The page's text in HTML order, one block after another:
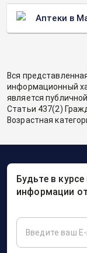
Аптеки в
Вся
информационный
является
Статьи 437(2)
Возрастная
Будьте в
информации